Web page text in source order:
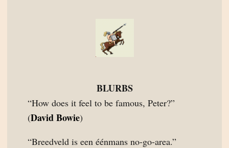
BLURBS
“How does it feel to be famous, Peter?”
(David Bowie)
“Breedveld is een éénmans no-go-area.”